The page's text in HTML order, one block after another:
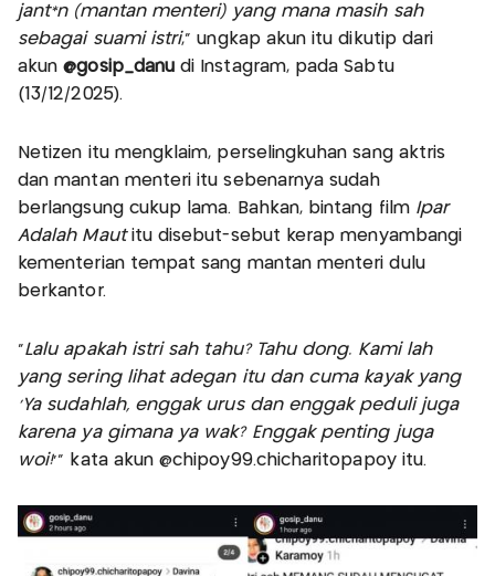
jant*n (mantan menteri) yang mana masih sah
sebagai suami istri,” ungkap akun itu dikutip dari
akun @gosip_danu di Instagram, pada Sabtu
(13/12/2025).
Netizen itu mengklaim, perselingkuhan sang aktris
dan mantan menteri itu sebenarnya sudah
berlangsung cukup lama. Bahkan, bintang film Ipar
Adalah Mautitu disebut-sebut kerap menyambangi
kementerian tempat sang mantan menteri dulu
berkantor.
“Lalu apakah istri sah tahu? Tahu dong. Kami lah
yang sering lihat adegan itu dan cuma kayak yang
‘Ya sudahlah, enggak urus dan enggak peduli juga
karena ya gimana ya wak? Enggak penting juga
woi!’” kata akun @chipoy99.chicharitopapoy itu.